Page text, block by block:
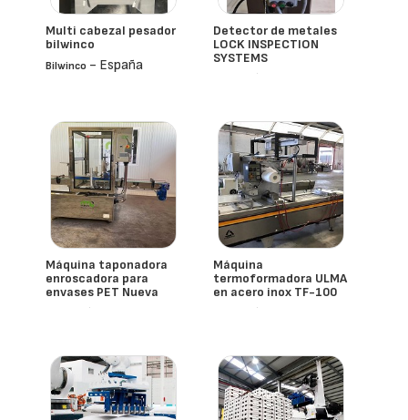
Multi cabezal pesador
bilwinco
Bilwinco - España
Detector de metales
LOCK INSPECTION
SYSTEMS
- España
Máquina taponadora
enroscadora para
envases PET Nueva
- España
Máquina
termoformadora ULMA
en acero inox TF-100
- España